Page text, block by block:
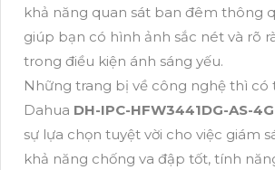
khả năng quan sát ban đêm thông
giúp bạn có hình ảnh sắc nét và rõ
trong điều kiện ánh sáng yếu.
Những trang bị về công nghệ thì có
Dahua DH-IPC-HFW3441DG-AS-
sự lựa chọn tuyệt vời cho việc giám
khả năng chống va đập tốt, tính